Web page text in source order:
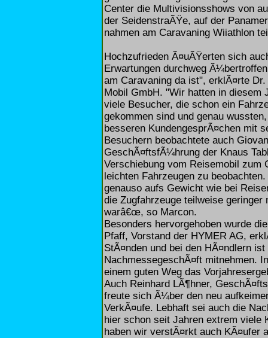
Center die Multivisionsshows von
der SeidenstraÃŸe, auf der
nahmen am Caravaning Wiiathlon
Hochzufrieden Ã¤uÃŸerten sich
Erwartungen durchweg
am Caravaning da ist", erklÃ¤rte
Mobil GmbH. "Wir hatten in diesem
viele Besucher, die schon ein
gekommen sind und genau
besseren KundengesprÃ¤chen mit
Besuchern beobachtete auch
GeschÃ¤ftsfÃ¼hrung der Knaus
Verschiebung vom Reisemobil zum
leichten Fahrzeugen zu
genauso aufs Gewicht wie bei
die Zugfahrzeuge teilweise
warâ€œ, so Marcon.
Besonders hervorgehoben wurde
Pfaff, Vorstand der HYMER AG,
StÃ¤nden und bei den HÃ¤ndlern
NachmessegeschÃ¤ft mitnehmen.
einem guten Weg das
Auch Reinhard LÃ¶hner,
freute sich Ã¼ber den neu
VerkÃ¤ufe. Lebhaft sei auch die
hier schon seit Jahren extrem viele
haben wir verstÃ¤rkt auch KÃ¤ufer